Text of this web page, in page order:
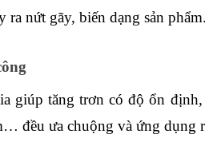
nứt gãy, biến dạng sản
giúp tăng trơn có độ ổn
đều ưa chuộng và ứng dụng